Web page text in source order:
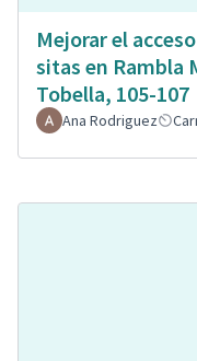
Mejorar el
sitas en Rambla
Tobella, 105-107
Ana Rodriguez